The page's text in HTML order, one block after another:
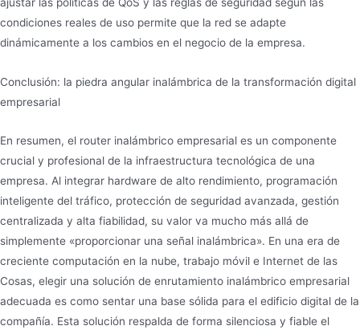
condiciones reales de uso permite que la red se adapte
dinámicamente a los cambios en el negocio de la empresa.
Conclusión: la piedra angular inalámbrica de la transformación digital
empresarial
En resumen, el router inalámbrico empresarial es un componente
crucial y profesional de la infraestructura tecnológica de una
empresa. Al integrar hardware de alto rendimiento, programación
inteligente del tráfico, protección de seguridad avanzada, gestión
centralizada y alta fiabilidad, su valor va mucho más allá de
simplemente «proporcionar una señal inalámbrica». En una era de
creciente computación en la nube, trabajo móvil e Internet de las
Cosas, elegir una solución de enrutamiento inalámbrico empresarial
adecuada es como sentar una base sólida para el edificio digital de la
compañía. Esta solución respalda de forma silenciosa y fiable el